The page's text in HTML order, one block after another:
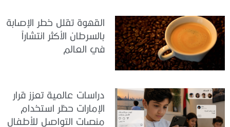
القهوة تقلل خطر الإصابة
بالسرطان الأكثر انتشاراً
في العالم
دراسات عالمية تعزز قرار
الإمارات حظر استخدام
منصات التواصل للأطفال